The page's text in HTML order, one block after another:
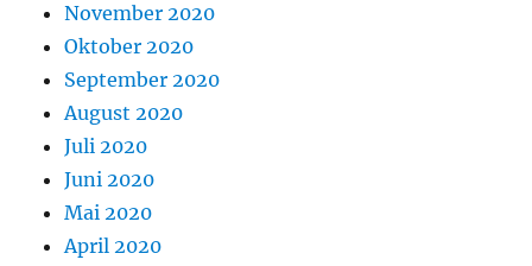
November 2020
Oktober 2020
September 2020
August 2020
Juli 2020
Juni 2020
Mai 2020
April 2020